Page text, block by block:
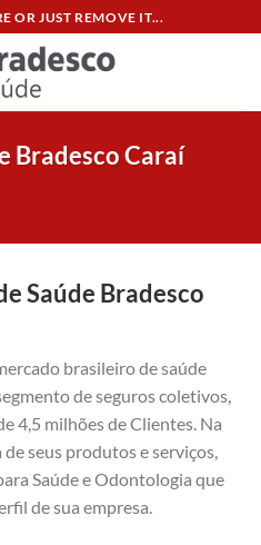
OR JUST REMOVE IT...
Bradesco Caraí
Saúde Bradesco
brasileiro de saúde
de seguros coletivos,
4,5 milhões de Clientes. Na
seus produtos e serviços,
Saúde e Odontologia que
de sua empresa.